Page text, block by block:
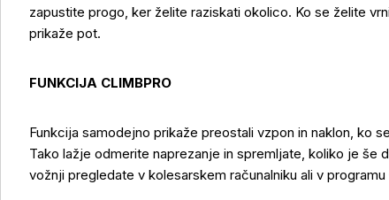
zapustite progo, ker želite raziskati okolico. Ko se želite
prikaže pot.
FUNKCIJA CLIMBPRO
Funkcija samodejno prikaže preostali vzpon in naklon, ko
Tako lažje odmerite naprezanje in spremljate, koliko je še
vožnji pregledate v kolesarskem računalniku ali v programu